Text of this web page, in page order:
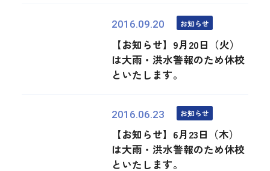
2016.09.20 お知らせ
【お知らせ】9月20日（火）
は大雨・洪水警報のため休校
といたします。
2016.06.23 お知らせ
【お知らせ】6月23日（木）
は大雨・洪水警報のため休校
といたします。